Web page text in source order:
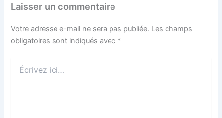
Laisser un commentaire
Votre adresse e-mail ne sera pas publiée. Les champs
obligatoires sont indiqués avec *
ici…